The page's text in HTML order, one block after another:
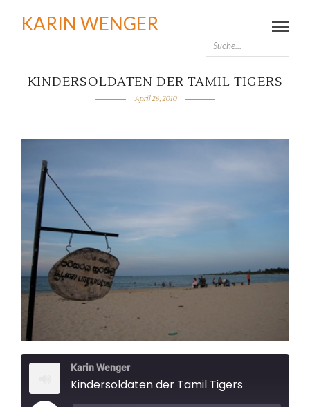
KARIN WENGER
KINDERSOLDATEN DER TAMIL TIGERS
April 26, 2010
Karin Wenger
Kindersoldaten der Tamil Tigers